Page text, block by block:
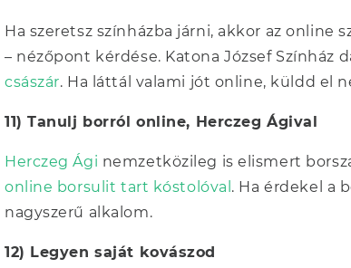
Ha szeretsz színházba járni, akkor az online
– nézőpont kérdése. Katona József Színház
császár. Ha láttál valami jót online, küldd el
11) Tanulj borról online, Herczeg Ágival
Herczeg Ági nemzetközileg is elismert
online borsulit tart kóstolóval . Ha érdekel a
nagyszerű alkalom.
12) Legyen saját kovászod